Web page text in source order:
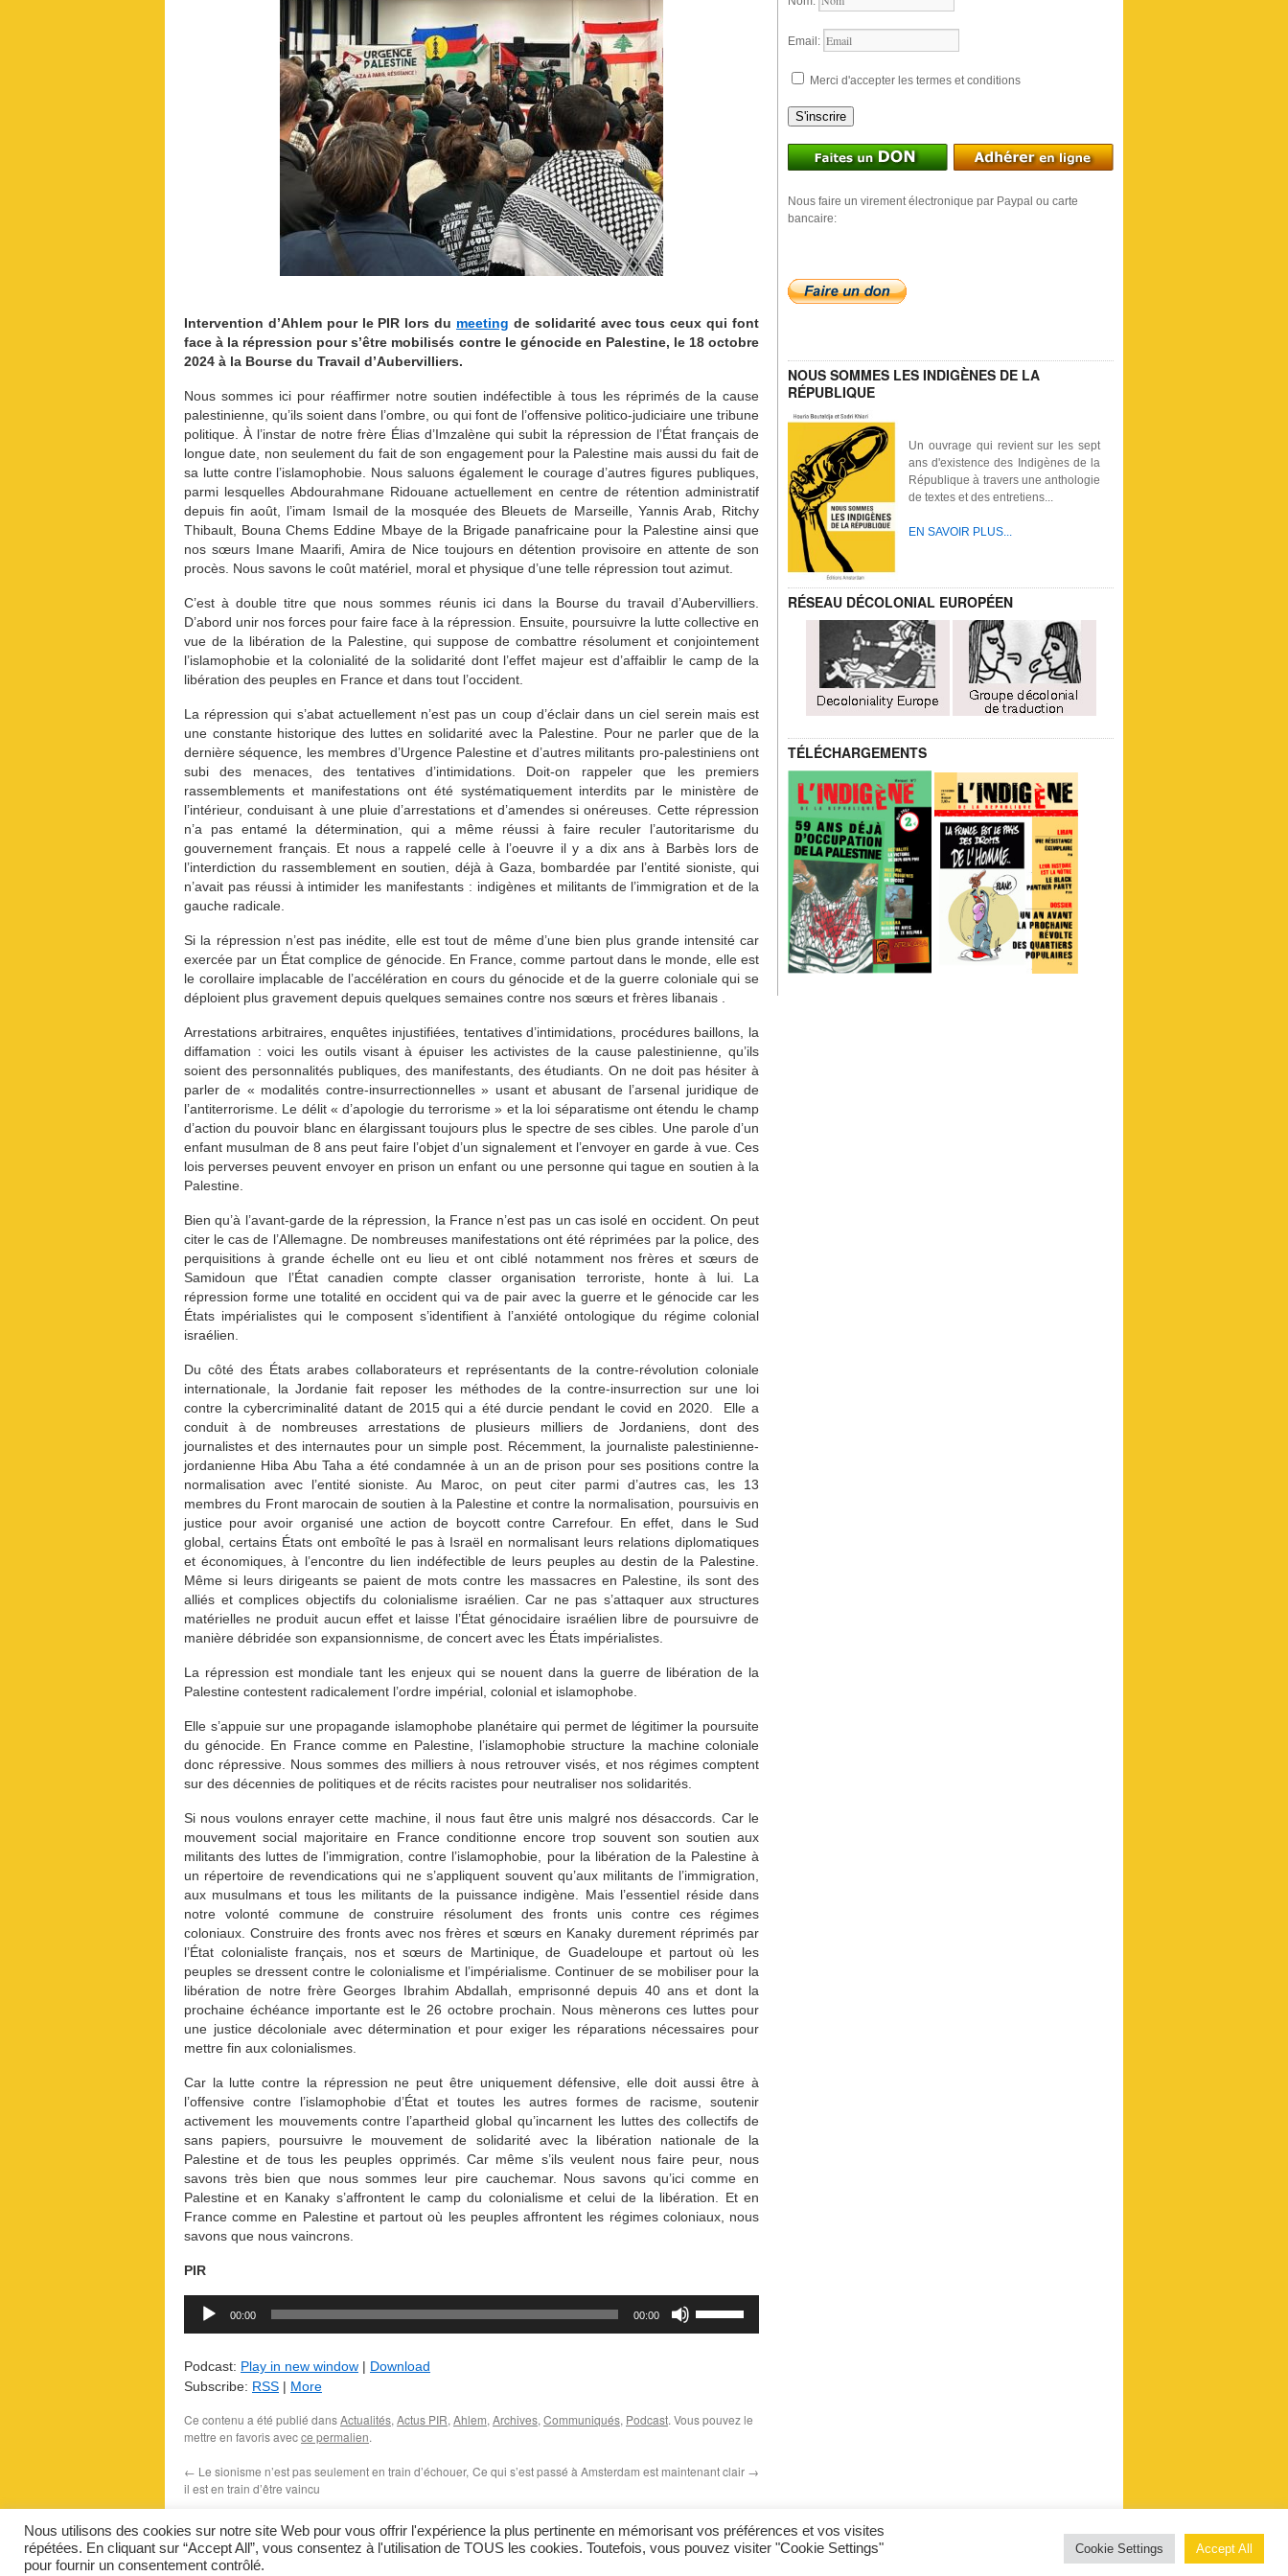
Intervention d’Ahlem pour le PIR lors du meeting de solidarité avec tous ceux qui font
face à la répression pour s’être mobilisés contre le génocide en Palestine, le 18 octobre
2024 à la Bourse du Travail d’Aubervilliers.
Nous sommes ici pour réaffirmer notre soutien indéfectible à tous les réprimés de la cause
palestinienne, qu’ils soient dans l’ombre, ou qui font de l’offensive politico-judiciaire une tribune
politique. À l’instar de notre frère Élias d’Imzalène qui subit la répression de l’État français de
longue date, non seulement du fait de son engagement pour la Palestine mais aussi du fait de
sa lutte contre l’islamophobie. Nous saluons également le courage d’autres figures publiques,
parmi lesquelles Abdourahmane Ridouane actuellement en centre de rétention administratif
depuis fin août, l’imam Ismail de la mosquée des Bleuets de Marseille, Yannis Arab, Ritchy
Thibault, Bouna Chems Eddine Mbaye de la Brigade panafricaine pour la Palestine ainsi que
nos sœurs Imane Maarifi, Amira de Nice toujours en détention provisoire en attente de son
procès. Nous savons le coût matériel, moral et physique d’une telle répression tout azimut.
C’est à double titre que nous sommes réunis ici dans la Bourse du travail d’Aubervilliers.
D’abord unir nos forces pour faire face à la répression. Ensuite, poursuivre la lutte collective en
vue de la libération de la Palestine, qui suppose de combattre résolument et conjointement
l’islamophobie et la colonialité de la solidarité dont l’effet majeur est d’affaiblir le camp de la
libération des peuples en France et dans tout l’occident.
La répression qui s’abat actuellement n’est pas un coup d’éclair dans un ciel serein mais est
une constante historique des luttes en solidarité avec la Palestine. Pour ne parler que de la
dernière séquence, les membres d’Urgence Palestine et d’autres militants pro-palestiniens ont
subi des menaces, des tentatives d’intimidations. Doit-on rappeler que les premiers
rassemblements et manifestations ont été systématiquement interdits par le ministère de
l’intérieur, conduisant à une pluie d’arrestations et d’amendes si onéreuses. Cette répression
n’a pas entamé la détermination, qui a même réussi à faire reculer l’autoritarisme du
gouvernement français. Et nous a rappelé celle à l’oeuvre il y a dix ans à Barbès lors de
l’interdiction du rassemblement en soutien, déjà à Gaza, bombardée par l’entité sioniste, qui
n’avait pas réussi à intimider les manifestants : indigènes et militants de l’immigration et de la
gauche radicale.
Si la répression n’est pas inédite, elle est tout de même d’une bien plus grande intensité car
exercée par un État complice de génocide. En France, comme partout dans le monde, elle est
le corollaire implacable de l’accélération en cours du génocide et de la guerre coloniale qui se
déploient plus gravement depuis quelques semaines contre nos sœurs et frères libanais .
Arrestations arbitraires, enquêtes injustifiées, tentatives d’intimidations, procédures baillons, la
diffamation : voici les outils visant à épuiser les activistes de la cause palestinienne, qu’ils
soient des personnalités publiques, des manifestants, des étudiants. On ne doit pas hésiter à
parler de « modalités contre-insurrectionnelles » usant et abusant de l’arsenal juridique de
l’antiterrorisme. Le délit « d’apologie du terrorisme » et la loi séparatisme ont étendu le champ
d’action du pouvoir blanc en élargissant toujours plus le spectre de ses cibles. Une parole d’un
enfant musulman de 8 ans peut faire l’objet d’un signalement et l’envoyer en garde à vue. Ces
lois perverses peuvent envoyer en prison un enfant ou une personne qui tague en soutien à la
Palestine.
Bien qu’à l’avant-garde de la répression, la France n’est pas un cas isolé en occident. On peut
citer le cas de l’Allemagne. De nombreuses manifestations ont été réprimées par la police, des
perquisitions à grande échelle ont eu lieu et ont ciblé notamment nos frères et sœurs de
Samidoun que l’État canadien compte classer organisation terroriste, honte à lui. La
répression forme une totalité en occident qui va de pair avec la guerre et le génocide car les
États impérialistes qui le composent s’identifient à l’anxiété ontologique du régime colonial
israélien.
Du côté des États arabes collaborateurs et représentants de la contre-révolution coloniale
internationale, la Jordanie fait reposer les méthodes de la contre-insurrection sur une loi
contre la cybercriminalité datant de 2015 qui a été durcie pendant le covid en 2020. Elle a
conduit à de nombreuses arrestations de plusieurs milliers de Jordaniens, dont des
journalistes et des internautes pour un simple post. Récemment, la journaliste palestinienne-
jordanienne Hiba Abu Taha a été condamnée à un an de prison pour ses positions contre la
normalisation avec l’entité sioniste. Au Maroc, on peut citer parmi d’autres cas, les 13
membres du Front marocain de soutien à la Palestine et contre la normalisation, poursuivis en
justice pour avoir organisé une action de boycott contre Carrefour. En effet, dans le Sud
global, certains États ont emboîté le pas à Israël en normalisant leurs relations diplomatiques
et économiques, à l’encontre du lien indéfectible de leurs peuples au destin de la Palestine.
Même si leurs dirigeants se paient de mots contre les massacres en Palestine, ils sont des
alliés et complices objectifs du colonialisme israélien. Car ne pas s’attaquer aux structures
matérielles ne produit aucun effet et laisse l’État génocidaire israélien libre de poursuivre de
manière débridée son expansionnisme, de concert avec les États impérialistes.
La répression est mondiale tant les enjeux qui se nouent dans la guerre de libération de la
Palestine contestent radicalement l’ordre impérial, colonial et islamophobe.
Elle s’appuie sur une propagande islamophobe planétaire qui permet de légitimer la poursuite
du génocide. En France comme en Palestine, l’islamophobie structure la machine coloniale
donc répressive. Nous sommes des milliers à nous retrouver visés, et nos régimes comptent
sur des décennies de politiques et de récits racistes pour neutraliser nos solidarités.
Si nous voulons enrayer cette machine, il nous faut être unis malgré nos désaccords. Car le
mouvement social majoritaire en France conditionne encore trop souvent son soutien aux
militants des luttes de l’immigration, contre l’islamophobie, pour la libération de la Palestine à
un répertoire de revendications qui ne s’appliquent souvent qu’aux militants de l’immigration,
aux musulmans et tous les militants de la puissance indigène. Mais l’essentiel réside dans
notre volonté commune de construire résolument des fronts unis contre ces régimes
coloniaux. Construire des fronts avec nos frères et sœurs en Kanaky durement réprimés par
l’État colonialiste français, nos et sœurs de Martinique, de Guadeloupe et partout où les
peuples se dressent contre le colonialisme et l’impérialisme. Continuer de se mobiliser pour la
libération de notre frère Georges Ibrahim Abdallah, emprisonné depuis 40 ans et dont la
prochaine échéance importante est le 26 octobre prochain. Nous mènerons ces luttes pour
une justice décoloniale avec détermination et pour exiger les réparations nécessaires pour
mettre fin aux colonialismes.
Car la lutte contre la répression ne peut être uniquement défensive, elle doit aussi être à
l’offensive contre l’islamophobie d’État et toutes les autres formes de racisme, soutenir
activement les mouvements contre l’apartheid global qu’incarnent les luttes des collectifs de
sans papiers, poursuivre le mouvement de solidarité avec la libération nationale de la
Palestine et de tous les peuples opprimés. Car même s’ils veulent nous faire peur, nous
savons très bien que nous sommes leur pire cauchemar. Nous savons qu’ici comme en
Palestine et en Kanaky s’affrontent le camp du colonialisme et celui de la libération. Et en
France comme en Palestine et partout où les peuples affrontent les régimes coloniaux, nous
savons que nous vaincrons.
PIR
audio
00:00 00:00
les
flèches
le
Podcast: Play in new window | Download
Subscribe: RSS | More
Ce contenu a été publié dansActualités, Actus PIR, Ahlem, Archives, Communiqués, Podcast. Vous pouvez le
mettre en favoris avecce permalien.
← Le sionisme n’est pas seulement en train d’échouer,
il est en train d’être vaincu
Ce qui s’est passé à Amsterdam est maintenant clair →
Email:
Merci d'accepter les termes et conditions
S'inscrire
Nous faire un virement électronique par Paypal ou carte
bancaire:
NOUS SOMMES LES INDIGÈNES DE LA
RÉPUBLIQUE
Un ouvrage qui revient sur les sept
ans d'existence des Indigènes de la
République à travers une anthologie
de textes et des entretiens...
EN SAVOIR PLUS...
RÉSEAU DÉCOLONIAL EUROPÉEN
TÉLÉCHARGEMENTS
Indigènes de la République Fièrement propulsé par WordPress
Nous utilisons des cookies sur notre site Web pour vous offrir l'expérience la plus pertinente en mémorisant vos préférences et vos visites
répétées. En cliquant sur “Accept All”, vous consentez à l'utilisation de TOUS les cookies. Toutefois, vous pouvez visiter "Cookie Settings"
pour fournir un consentement contrôlé.
Cookie Settings Accept All